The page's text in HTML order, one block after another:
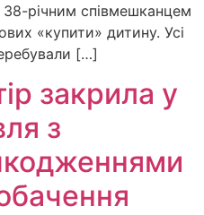
38-річним співмешканцем
«купити» дитину. Усі
[…]
закрила у
з